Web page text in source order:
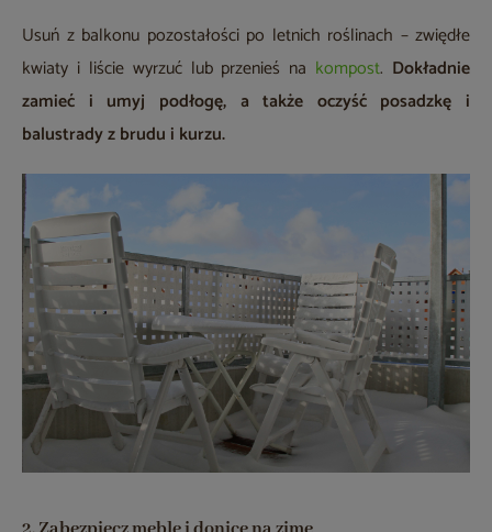
Usuń z balkonu pozostałości po letnich roślinach – zwiędłe
kwiaty i liście wyrzuć lub przenieś na kompost. Dokładnie
zamieć i umyj podłogę, a także oczyść posadzkę i
balustrady z brudu i kurzu.